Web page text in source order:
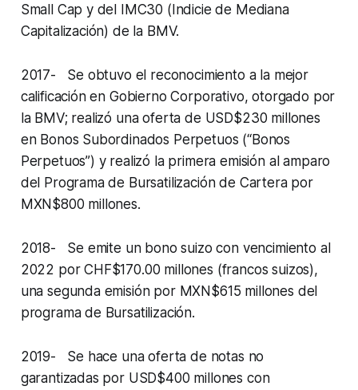
Small Cap y del IMC30 (Indicie de Mediana
Capitalización) de la BMV.
2017- Se obtuvo el reconocimiento a la mejor
calificación en Gobierno Corporativo, otorgado por
la BMV; realizó una oferta de USD$230 millones
en Bonos Subordinados Perpetuos (“Bonos
Perpetuos”) y realizó la primera emisión al amparo
del Programa de Bursatilización de Cartera por
MXN$800 millones.
2018- Se emite un bono suizo con vencimiento al
2022 por CHF$170.00 millones (francos suizos),
una segunda emisión por MXN$615 millones del
programa de Bursatilización.
2019- Se hace una oferta de notas no
garantizadas por USD$400 millones con